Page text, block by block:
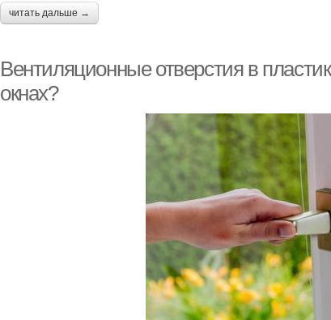
читать дальше →
Вентиляционные отверстия в
окнах?